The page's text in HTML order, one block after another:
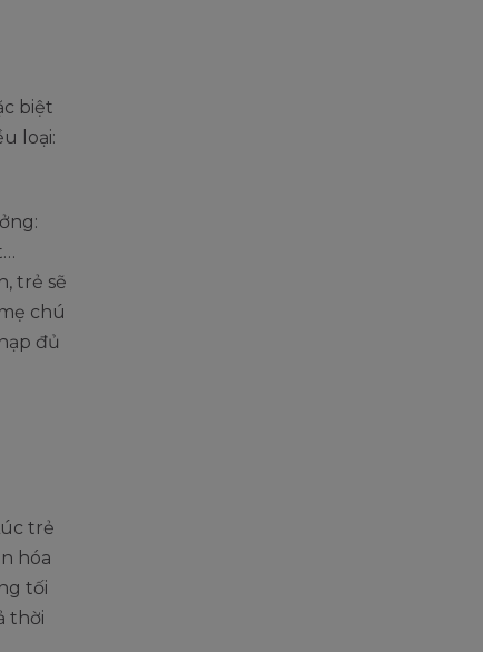
biệt
loại:
trẻ sẽ
chú
đủ
trẻ
hóa
tối
thời